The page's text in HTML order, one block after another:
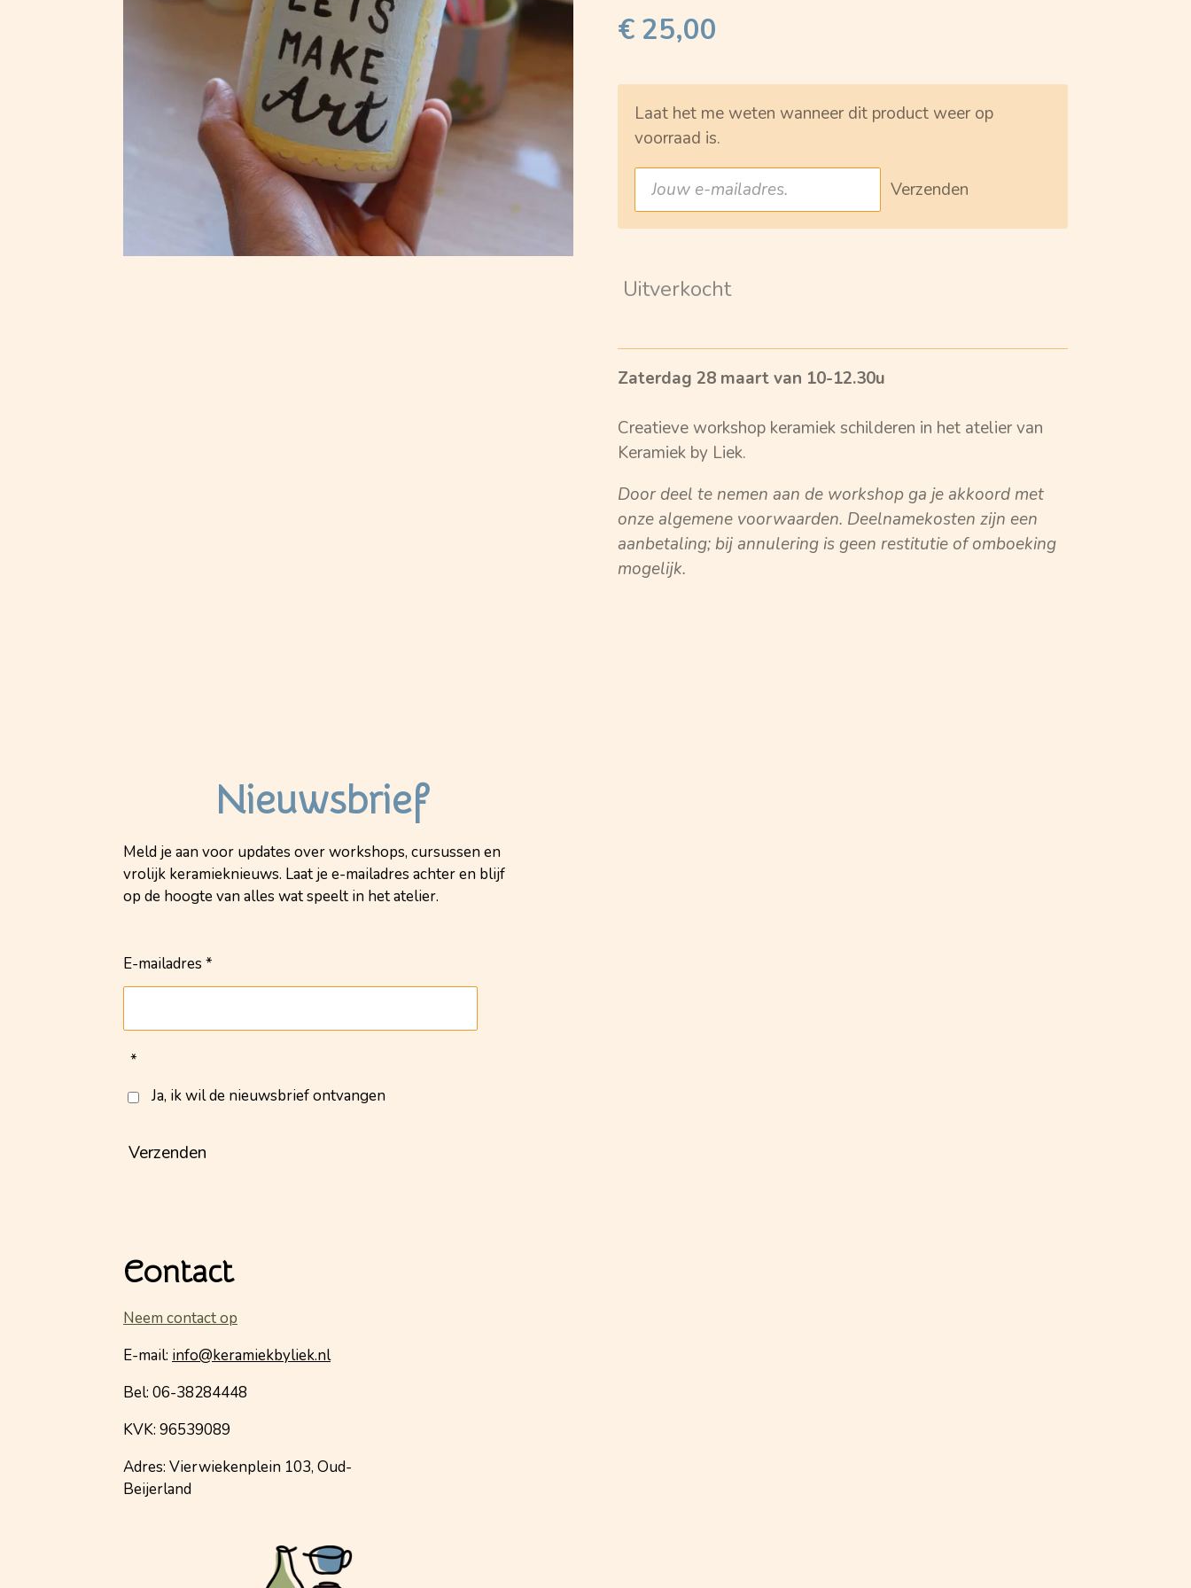
€ 25,00
Laat het me weten wanneer dit product weer op
voorraad is.
Verzenden
Uitverkocht
Zaterdag 28 maart van 10-12.30u
Creatieve workshop keramiek schilderen in het atelier van
Keramiek by Liek.
Door deel te nemen aan de workshop ga je akkoord met
onze algemene voorwaarden. Deelnamekosten zijn een
aanbetaling; bij annulering is geen restitutie of omboeking
mogelijk.
Nieuwsbrief
Meld je aan voor updates over workshops, cursussen en
vrolijk keramieknieuws. Laat je e-mailadres achter en blijf
op de hoogte van alles wat speelt in het atelier.
E-mailadres *
*
Ja, ik wil de nieuwsbrief ontvangen
Verzenden
Contact
Neem contact op
E-mail: info@keramiekbyliek.nl
Bel: 06-38284448
KVK: 96539089
Adres: Vierwiekenplein 103, Oud-
Beijerland